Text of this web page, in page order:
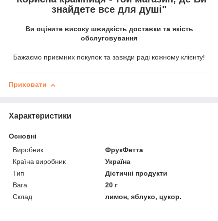
знайдете все для душі"
Ви оціните високу швидкість доставки та якість
обслуговування
Бажаємо приємних покупок та завжди раді кожному клієнту!
Приховати
Характеристики
Основні
Виробник
ФрукФетта
Країна виробник
Україна
Тип
Дієтичні продукти
Вага
20 г
Склад
лимон, яблуко, цукор.